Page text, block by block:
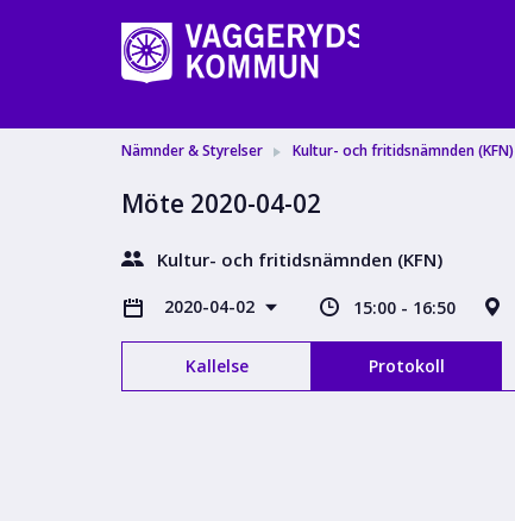
Nämnder & Styrelser Kultur- och fritidsnämnden (KFN)
Möte 2020-04-02
Kultur- och fritidsnämnden (KFN)
2020-04-02 15:00 - 16:50
Kallelse Protokoll